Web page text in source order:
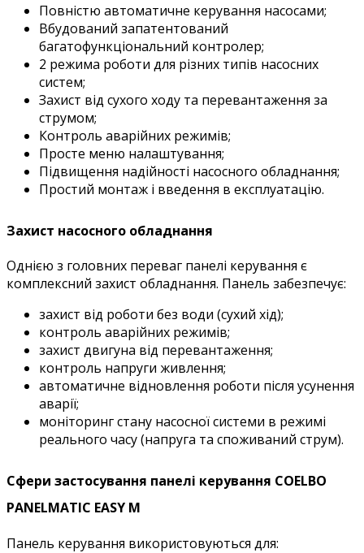
Повністю автоматичне керування насосами;
Вбудований запатентований
багатофункціональний контролер;
2 режима роботи для різних типів насосних
систем;
Захист від сухого ходу та перевантаження за
струмом;
Контроль аварійних режимів;
Просте меню налаштування;
Підвищення надійності насосного обладнання;
Простий монтаж і введення в експлуатацію.
Захист насосного обладнання
Однією з головних переваг панелі керування є
комплексний захист обладнання. Панель забезпечує:
захист від роботи без води (сухий хід);
контроль аварійних режимів;
захист двигуна від перевантаження;
контроль напруги живлення;
автоматичне відновлення роботи після усунення
аварії;
моніторинг стану насосної системи в режимі
реального часу (напруга та споживаний струм).
Сфери застосування панелі керування COELBO
PANELMATIC EASY M
Панель керування використовуються для: